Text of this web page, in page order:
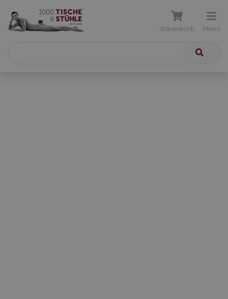
Warenkorb Menü